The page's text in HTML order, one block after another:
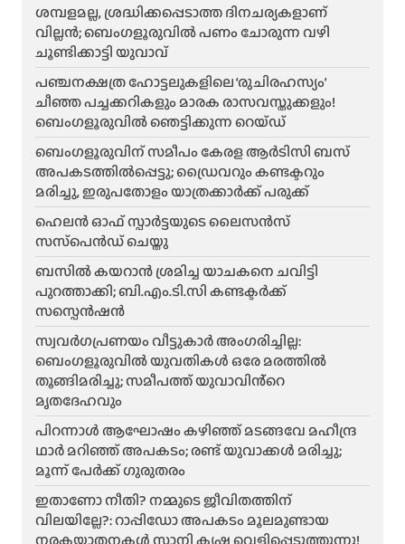
ശമ്പളമല്ല, ശ്രദ്ധിക്കപ്പെടാത്ത ദിനചര്യകളാണ്
വില്ലൻ; ബെംഗളൂരുവിൽ പണം ചോരുന്ന വഴി
ചൂണ്ടിക്കാട്ടി യുവാവ്
പഞ്ചനക്ഷത്ര ഹോട്ടലുകളിലെ ‘രുചിരഹസ്യം’
ചീഞ്ഞ പച്ചക്കറികളും മാരക രാസവസ്തുക്കളും!
ബെംഗളൂരുവിൽ ഞെട്ടിക്കുന്ന റെയ്ഡ്
ബെംഗളൂരുവിന് സമീപം കേരള ആർടിസി ബസ്
അപകടത്തിൽപ്പെട്ടു; ഡ്രൈവറും കണ്ടക്ടറും
മരിച്ചു, ഇരുപതോളം യാത്രക്കാർക്ക് പരുക്ക്
ഹെലന്‍ ഓഫ് സ്പാര്‍ട്ടയുടെ ലൈസന്‍സ്
സസ്‌പെന്‍ഡ് ചെയ്തു
ബസിൽ കയറാൻ ശ്രമിച്ച യാചകനെ ചവിട്ടി
പുറത്താക്കി; ബി.എം.ടി.സി കണ്ടക്ടർക്ക്
സസ്പെൻഷൻ
സ്വവർഗപ്രണയം വീട്ടുകാർ അംഗരിച്ചില്ല:
ബെംഗളൂരുവിൽ യുവതികൾ ഒരേ മരത്തിൽ
തൂങ്ങിമരിച്ചു; സമീപത്ത് യുവാവിൻ്റെ
മൃതദേഹവും
പിറന്നാൾ ആഘോഷം കഴിഞ്ഞ് മടങ്ങവേ മഹീന്ദ്ര
ഥാർ മറിഞ്ഞ് അപകടം; രണ്ട് യുവാക്കൾ മരിച്ചു;
മൂന്ന് പേർക്ക് ഗുരുതരം
ഇതാണോ നീതി? നമ്മുടെ ജീവിതത്തിന്
വിലയില്ലേ?: റാപ്പിഡോ അപകടം മൂലമുണ്ടായ
നരകയാതനകൾ സാനി കൃഷ്ണ വെളിപ്പെടുത്തുന്നു!